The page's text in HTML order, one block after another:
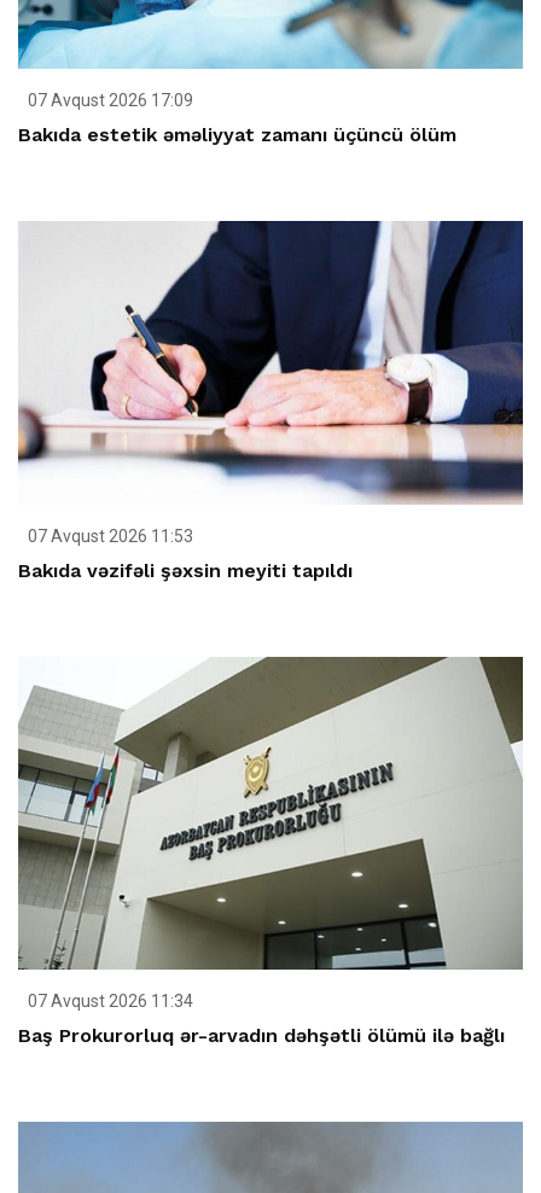
07 Avqust 2026 17:09
Bakıda estetik əməliyyat zamanı üçüncü ölüm
07 Avqust 2026 11:53
Bakıda vəzifəli şəxsin meyiti tapıldı
07 Avqust 2026 11:34
Baş Prokurorluq ər-arvadın dəhşətli ölümü ilə bağlı